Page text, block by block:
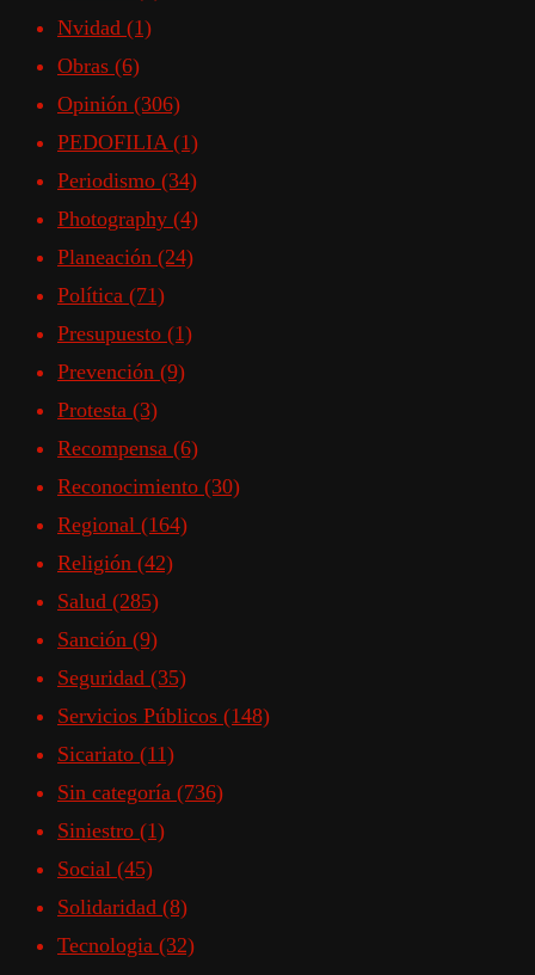
Nvidad (1)
Obras (6)
Opinión (306)
PEDOFILIA (1)
Periodismo (34)
Photography (4)
Planeación (24)
Política (71)
Presupuesto (1)
Prevención (9)
Protesta (3)
Recompensa (6)
Reconocimiento (30)
Regional (164)
Religión (42)
Salud (285)
Sanción (9)
Seguridad (35)
Servicios Públicos (148)
Sicariato (11)
Sin categoría (736)
Siniestro (1)
Social (45)
Solidaridad (8)
Tecnologia (32)